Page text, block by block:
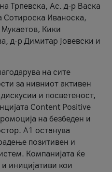
Трпевска, Ас. д-р Васка
Иваноска,
Кики
д-р Димитар Јовевски и
на сите
за нивниот активен
и посветеност,
Content Positive
на безбеден и
А1 останува
позитивен и
Компанијата ќе
иницијативи кои